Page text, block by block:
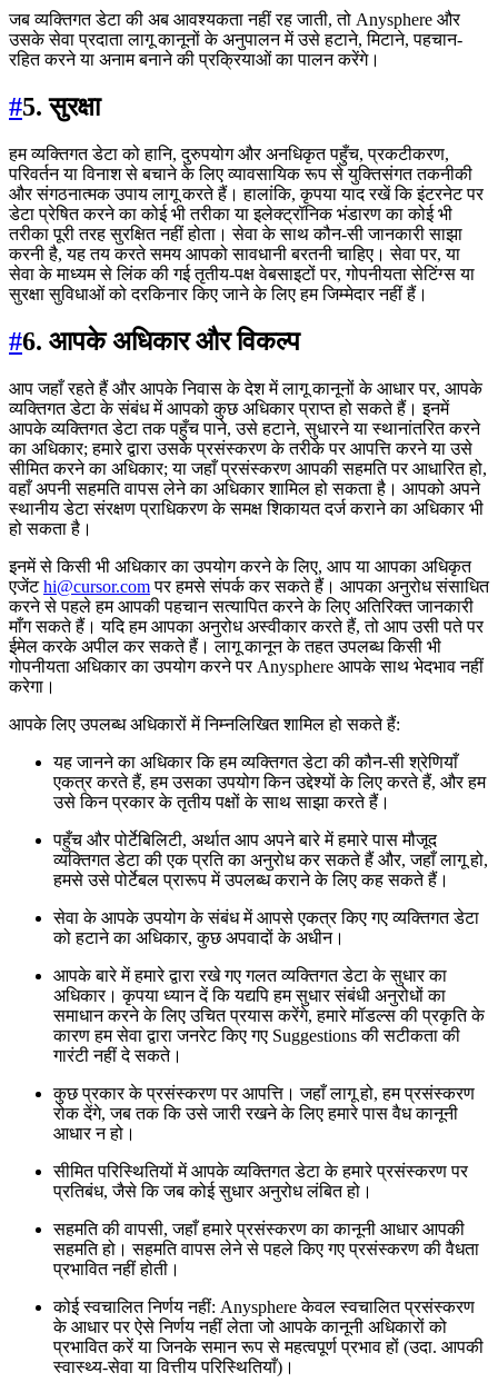
जब व्यक्तिगत डेटा की अब आवश्यकता नहीं रह जाती, तो Anysphere और
उसके सेवा प्रदाता लागू कानूनों के अनुपालन में उसे हटाने, मिटाने, पहचान-
रहित करने या अनाम बनाने की प्रक्रियाओं का पालन करेंगे।
#5. सुरक्षा
हम व्यक्तिगत डेटा को हानि, दुरुपयोग और अनधिकृत पहुँच, प्रकटीकरण,
परिवर्तन या विनाश से बचाने के लिए व्यावसायिक रूप से युक्तिसंगत तकनीकी
और संगठनात्मक उपाय लागू करते हैं। हालांकि, कृपया याद रखें कि इंटरनेट पर
डेटा प्रेषित करने का कोई भी तरीका या इलेक्ट्रॉनिक भंडारण का कोई भी
तरीका पूरी तरह सुरक्षित नहीं होता। सेवा के साथ कौन-सी जानकारी साझा
करनी है, यह तय करते समय आपको सावधानी बरतनी चाहिए। सेवा पर, या
सेवा के माध्यम से लिंक की गई तृतीय-पक्ष वेबसाइटों पर, गोपनीयता सेटिंग्स या
सुरक्षा सुविधाओं को दरकिनार किए जाने के लिए हम जिम्मेदार नहीं हैं।
#6. आपके अधिकार और विकल्प
आप जहाँ रहते हैं और आपके निवास के देश में लागू कानूनों के आधार पर, आपके
व्यक्तिगत डेटा के संबंध में आपको कुछ अधिकार प्राप्त हो सकते हैं। इनमें
आपके व्यक्तिगत डेटा तक पहुँच पाने, उसे हटाने, सुधारने या स्थानांतरित करने
का अधिकार; हमारे द्वारा उसके प्रसंस्करण के तरीके पर आपत्ति करने या उसे
सीमित करने का अधिकार; या जहाँ प्रसंस्करण आपकी सहमति पर आधारित हो,
वहाँ अपनी सहमति वापस लेने का अधिकार शामिल हो सकता है। आपको अपने
स्थानीय डेटा संरक्षण प्राधिकरण के समक्ष शिकायत दर्ज कराने का अधिकार भी
हो सकता है।
इनमें से किसी भी अधिकार का उपयोग करने के लिए, आप या आपका अधिकृत
एजेंटhi@cursor.comपर हमसे संपर्क कर सकते हैं। आपका अनुरोध संसाधित
करने से पहले हम आपकी पहचान सत्यापित करने के लिए अतिरिक्त जानकारी
माँग सकते हैं। यदि हम आपका अनुरोध अस्वीकार करते हैं, तो आप उसी पते पर
ईमेल करके अपील कर सकते हैं। लागू कानून के तहत उपलब्ध किसी भी
गोपनीयता अधिकार का उपयोग करने पर Anysphere आपके साथ भेदभाव नहीं
करेगा।
आपके लिए उपलब्ध अधिकारों में निम्नलिखित शामिल हो सकते हैं:
यह जानने का अधिकार कि हम व्यक्तिगत डेटा की कौन-सी श्रेणियाँ
एकत्र करते हैं, हम उसका उपयोग किन उद्देश्यों के लिए करते हैं, और हम
उसे किन प्रकार के तृतीय पक्षों के साथ साझा करते हैं।
पहुँच और पोर्टेबिलिटी, अर्थात आप अपने बारे में हमारे पास मौजूद
व्यक्तिगत डेटा की एक प्रति का अनुरोध कर सकते हैं और, जहाँ लागू हो,
हमसे उसे पोर्टेबल प्रारूप में उपलब्ध कराने के लिए कह सकते हैं।
सेवा के आपके उपयोग के संबंध में आपसे एकत्र किए गए व्यक्तिगत डेटा
को हटाने का अधिकार, कुछ अपवादों के अधीन।
आपके बारे में हमारे द्वारा रखे गए गलत व्यक्तिगत डेटा के सुधार का
अधिकार। कृपया ध्यान दें कि यद्यपि हम सुधार संबंधी अनुरोधों का
समाधान करने के लिए उचित प्रयास करेंगे, हमारे मॉडल्स की प्रकृति के
कारण हम सेवा द्वारा जनरेट किए गए Suggestions की सटीकता की
गारंटी नहीं दे सकते।
कुछ प्रकार के प्रसंस्करण पर आपत्ति। जहाँ लागू हो, हम प्रसंस्करण
रोक देंगे, जब तक कि उसे जारी रखने के लिए हमारे पास वैध कानूनी
आधार न हो।
सीमित परिस्थितियों में आपके व्यक्तिगत डेटा के हमारे प्रसंस्करण पर
प्रतिबंध, जैसे कि जब कोई सुधार अनुरोध लंबित हो।
सहमति की वापसी, जहाँ हमारे प्रसंस्करण का कानूनी आधार आपकी
सहमति हो। सहमति वापस लेने से पहले किए गए प्रसंस्करण की वैधता
प्रभावित नहीं होती।
कोई स्वचालित निर्णय नहीं: Anysphere केवल स्वचालित प्रसंस्करण
के आधार पर ऐसे निर्णय नहीं लेता जो आपके कानूनी अधिकारों को
प्रभावित करें या जिनके समान रूप से महत्वपूर्ण प्रभाव हों (उदा. आपकी
स्वास्थ्य-सेवा या वित्तीय परिस्थितियाँ)।